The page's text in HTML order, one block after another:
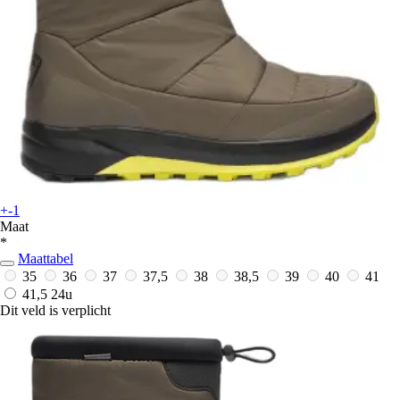
+-1
Maat
*
Maattabel
35
36 37 37,5 38 38,5 39 40
41
41,5 24u
Dit veld is verplicht